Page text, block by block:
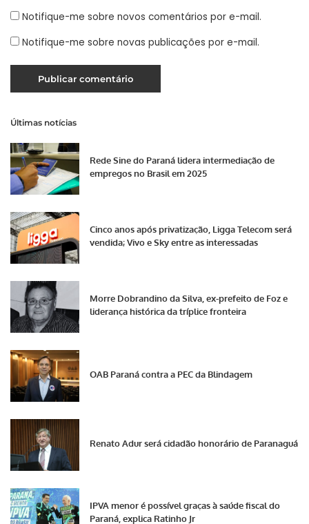
Notifique-me sobre novos comentários por e-mail.
Notifique-me sobre novas publicações por e-mail.
Últimas notícias
Rede Sine do Paraná lidera intermediação de
empregos no Brasil em 2025
Cinco anos após privatização, Ligga Telecom será
vendida; Vivo e Sky entre as interessadas
Morre Dobrandino da Silva, ex-prefeito de Foz e
liderança histórica da tríplice fronteira
OAB Paraná contra a PEC da Blindagem
Renato Adur será cidadão honorário de Paranaguá
IPVA menor é possível graças à saúde fiscal do
Paraná, explica Ratinho Jr